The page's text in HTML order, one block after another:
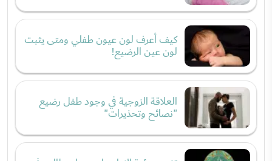
كيف أعرف لون عيون طفلي ومتى يثبت
لون عين الرضيع!
العلاقة الزوجية في وجود طفل رضيع
"نصائح وتحذيرات"